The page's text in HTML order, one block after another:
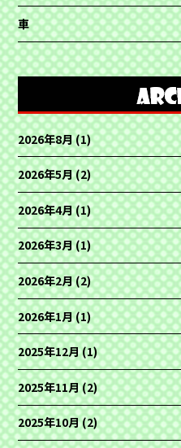
車
2026年8月(1)
2026年5月(2)
2026年4月(1)
2026年3月(1)
2026年2月(2)
2026年1月(1)
2025年12月(1)
2025年11月(2)
2025年10月(2)